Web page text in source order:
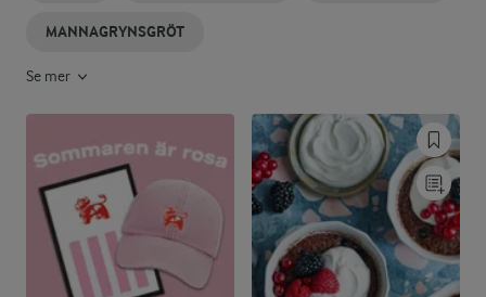
MANNAGRYNSGRÖT
Se mer